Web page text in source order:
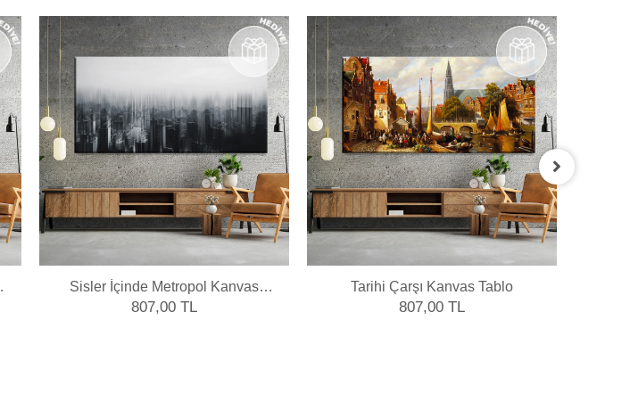
Sisler İçinde Metropol Kanvas
Tablo
807,00 TL
Tarihi Çarşı Kanvas Tablo
807,00 TL